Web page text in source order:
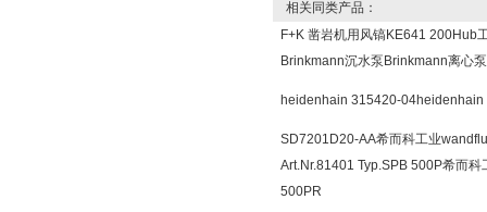
相关同类产品：
F+K 凿岩机用风镐KE641 200Hub
Brinkmann沉水泵Brinkmann离心
heidenhain 315420-04heidenhain
SD7201D20-AA希而科工业
Art.Nr.81401 Typ.SPB 500P希而
500PR